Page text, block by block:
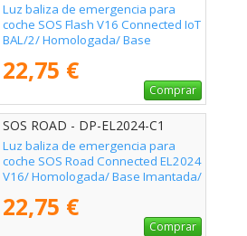
Luz baliza de emergencia para
coche SOS Flash V16 Connected IoT
BAL/2/ Homologada/ Base
Funciona a Pilas
22,75 €
Comprar
SOS ROAD - DP-EL2024-C1
Luz baliza de emergencia para
coche SOS Road Connected EL2024
V16/ Homologada/ Base Imantada/
22,75 €
Comprar